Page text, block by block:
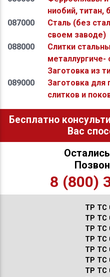
ниобий, титан,
087000
Сталь (без
своем заводе)
088000
Слитки
металлургиче-
Заготовка из
089000
Заготовка для
слитков и
Бесплатно
Вас
8 (800)
ТР ТС
ТР ТС
ТР ТС
ТР ТС
ТР ТС
ТР ТС
ТР ТС